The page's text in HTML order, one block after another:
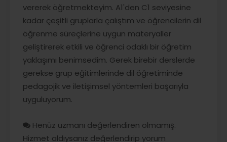
vererek öğretmekteyim. A1'den C1 seviyesine
kadar çeşitli gruplarla çalıştım ve öğrencilerin dil
öğrenme süreçlerine uygun materyaller
geliştirerek etkili ve öğrenci odaklı bir öğretim
yaklaşımı benimsedim. Gerek birebir derslerde
gerekse grup eğitimlerinde dil öğretiminde
pedagojik ve iletişimsel yöntemleri başarıyla
uyguluyorum.
Henüz uzmanı değerlendiren olmamış.
Hizmet aldıysanız değerlendirip yorum